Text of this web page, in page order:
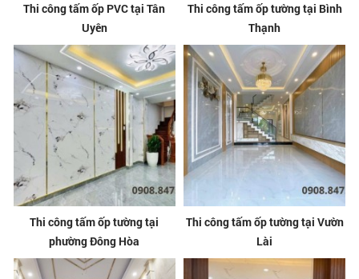
Thi công tấm ốp PVC tại Tân
Uyên
Thi công tấm ốp tường tại Bình
Thạnh
Thi công tấm ốp tường tại
phường Đông Hòa
Thi công tấm ốp tường tại Vườn
Lài